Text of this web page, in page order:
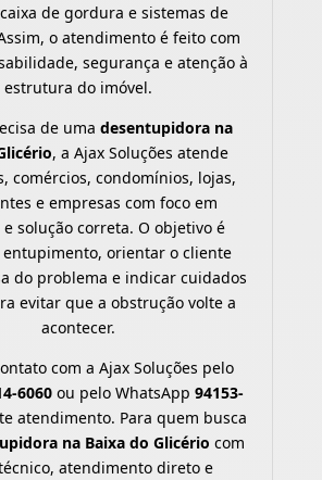
de gordura e sistemas de
o atendimento é feito com
segurança e atenção à
estrutura do imóvel.
de uma desentupidora na
, a Ajax Soluções atende
comércios, condomínios, lojas,
e empresas com foco em
solução correta. O objetivo é
orientar o cliente
do problema e indicar cuidados
evitar que a obstrução volte a
acontecer.
com a Ajax Soluções pelo
6060ou pelo WhatsApp 94153-
atendimento. Para quem busca
na Baixa do Glicério com
atendimento direto e